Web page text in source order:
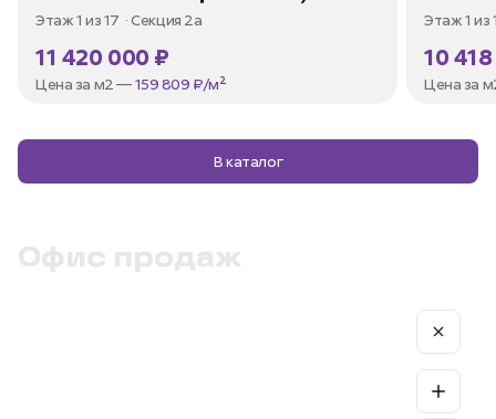
Этаж 1 из 17 Секция 2а
11 420 000 ₽
Цена за м2 —159 809 ₽/м²
Этаж 1 из
10
Цена за
В каталог
Офис продаж